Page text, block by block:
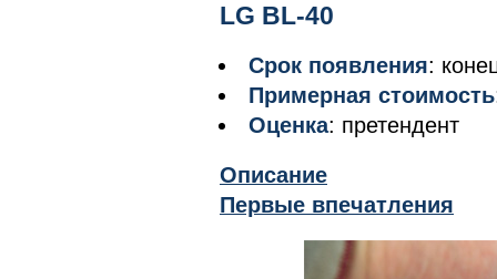
LG BL-40
Срок появления:
Примерная стоимость
Оценка: претендент
Описание
Первые впечатления